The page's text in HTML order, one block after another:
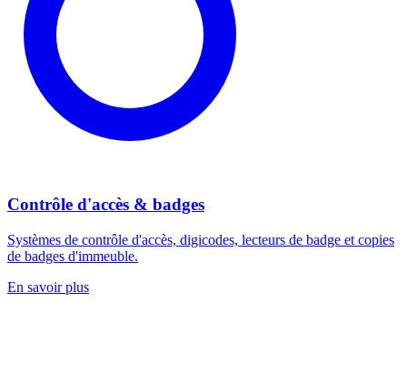
Contrôle d'accès & badges
Systèmes de contrôle d'accès, digicodes, lecteurs de badge et copies
de badges d'immeuble.
En savoir plus